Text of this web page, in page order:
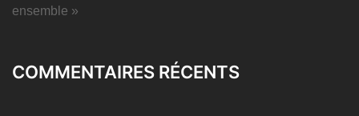
ensemble »
COMMENTAIRES RÉCENTS